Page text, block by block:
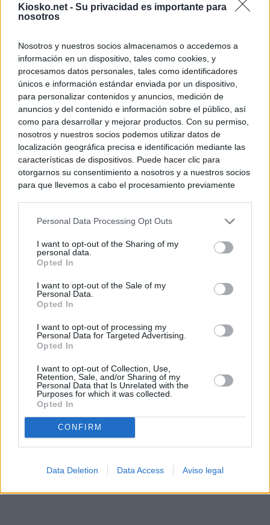
Kiosko.net - Su privacidad es importante para
nosotros
Nosotros y nuestros socios almacenamos o accedemos a
información en un dispositivo, tales como cookies, y
procesamos datos personales, tales como identificadores
únicos e información estándar enviada por un dispositivo,
para personalizar contenidos y anuncios, medición de
anuncios y del contenido e información sobre el público, así
como para desarrollar y mejorar productos. Con su permiso,
nosotros y nuestros socios podemos utilizar datos de
localización geográfica precisa e identificación mediante las
características de dispositivos. Puede hacer clic para
otorgarnos su consentimiento a nosotros y a nuestros socios
para que llevemos a cabo el procesamiento previamente
negar su consentimiento. Tenga en cuenta que algún
de su consentimiento, pero usted tiene el derecho de
rechazar tal procesamiento. Sus preferencias se aplicarán
cualquier momento entrando de nuevo en este sitio web o
visitando nuestra política de privacidad.
Personal Data Processing Opt Outs
I want to opt-out of the Sharing of my
personal data.
Opted In
I want to opt-out of the Sale of my
Personal Data.
Opted In
I want to opt-out of processing my
Personal Data for Targeted Advertising.
Opted In
I want to opt-out of Collection, Use,
Retention, Sale, and/or Sharing of my
Personal Data that Is Unrelated with the
Purposes for which it was collected.
Opted In
CONFIRM
Data Deletion Data Access Aviso legal